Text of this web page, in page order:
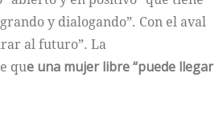
y dialogando”. Con el aval
al futuro”. La
que una mujer libre “puede llegar